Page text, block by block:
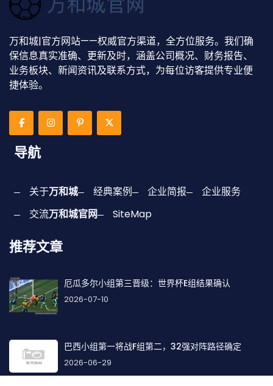
万和城|官方网站——权威官方渠道，全方位服务。我们确
保信息真实准确、更新及时，涵盖公司概况、财务报告、
业务板块、新闻资讯及联系方式，为每位访客提供专业便
捷体验。
导航
关于万和城 经典案例 企业简报
企业服务
交流万和城官网 SiteMap
推荐文章
厄瓜多尔小组第三晋级：世界杯E组结果确认
2026-07-10
巴西小组第一将战F组第二，32强对阵路径确定
2026-06-29